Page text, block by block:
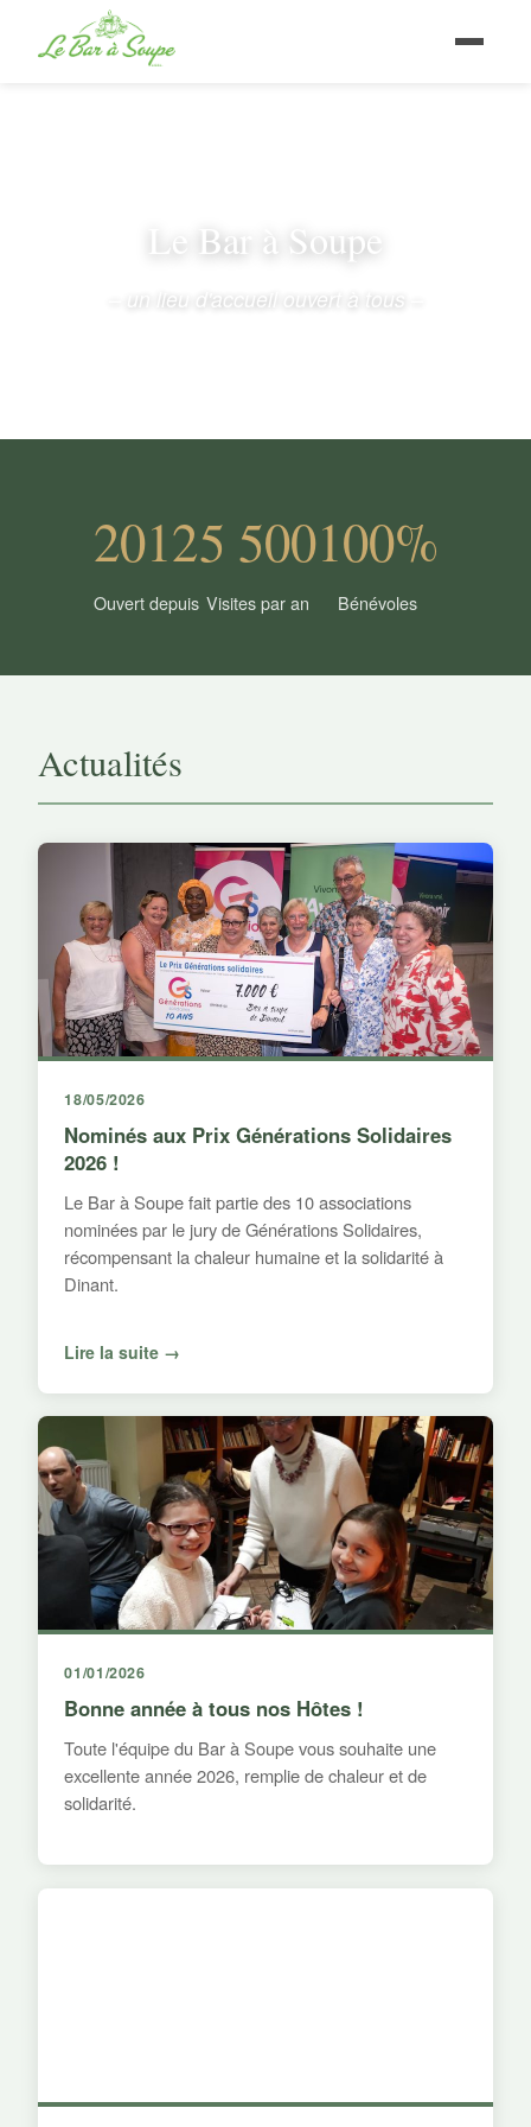
Le Bar à Soupe
– un lieu d'accueil ouvert à tous –
2012
Ouvert depuis
5 500
Visites par an
100%
Bénévoles
Actualités
18/05/2026
Nominés aux Prix Générations Solidaires
2026 !
Le Bar à Soupe fait partie des 10 associations
nominées par le jury de Générations Solidaires,
récompensant la chaleur humaine et la solidarité à
Dinant.
Lire la suite →
01/01/2026
Bonne année à tous nos Hôtes !
Toute l'équipe du Bar à Soupe vous souhaite une
excellente année 2026, remplie de chaleur et de
solidarité.